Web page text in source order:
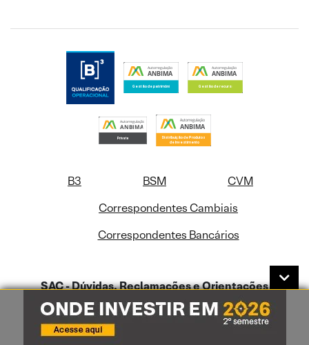
B3 BSM
CVM
Correspondentes Cambiais
Correspondentes Bancários
SAC - Dúvidas, Reclamações e Orientações
0800-772-0202
De segunda a sexta-feira das 09hs às 18hs